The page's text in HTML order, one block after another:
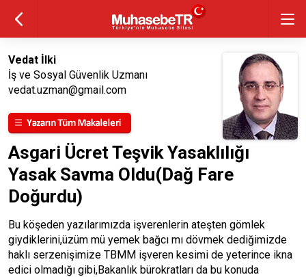
Vedat İlki
İş ve Sosyal Güvenlik Uzmanı
vedat.uzman@gmail.com
Asgari Ücret Teşvik Yasaklılığı
Yasak Savma Oldu(Dağ Fare
Doğurdu)
Bu köşeden yazılarımızda işverenlerin ateşten gömlek
giydiklerini,üzüm mü yemek bağcı mı dövmek dediğimizde
haklı serzenişimize TBMM işveren kesimi de yeterince ikna
edici olmadığı gibi,Bakanlık bürokratları da bu konuda